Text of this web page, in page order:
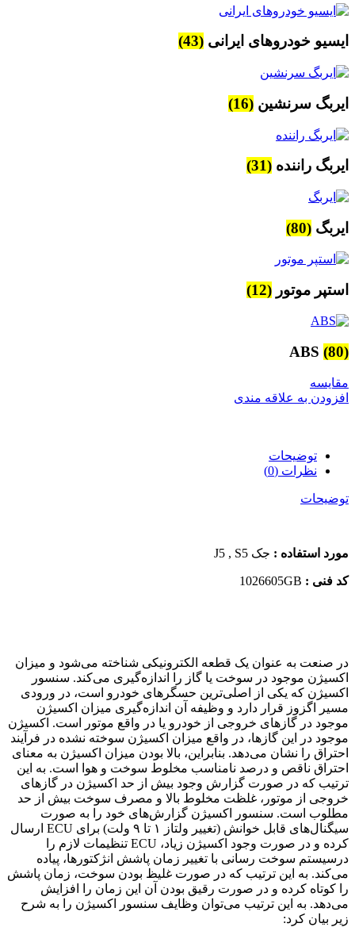
ایسیو خودروهای ایرانی (43)
ایربگ سرنشین (16)
ایربگ راننده (31)
ایربگ (80)
استپر موتور (12)
ABS (80)
مقایسه
افزودن به علاقه مندی
توضیحات
نظرات (0)
توضیحات
مورد استفاده : جک J5 , S5
کد فنی :
در صنعت به عنوان یک قطعه الکترونیکی شناخته می‌شود و میزان
اکسیژن موجود در سوخت یا گاز را اندازه‌گیری می‌کند. سنسور
اکسیژن که یکی از اصلی‌ترین حسگرهای خودرو است، در ورودی
مسیر اگزوز قرار دارد و وظیفه آن اندازه‌گیری میزان اکسیژن
موجود در گازهای خروجی از خودرو یا در واقع موتور است. اکسیژن
موجود در این گازها، در واقع میزان اکسیژن سوخته نشده در فرآیند
احتراق را نشان می‌دهد. بنابراین، بالا بودن میزان اکسیژن به معنای
احتراق ناقص و درصد نامناسب مخلوط سوخت و هوا است. به این
ترتیب که در صورت گزارش وجود بیش از حد اکسیژن در گازهای
خروجی از موتور، غلظت مخلوط بالا و مصرف سوخت بیش از حد
مطلوب است. سنسور اکسیژن گزارش‌های خود را به صورت
سیگنال‌های قابل خوانش (تغییر ولتاز ۱ تا ۹ ولت) برای ECU ارسال
کرده و در صورت وجود اکسیژن زیاد، ECU تنظیمات لازم را
درسیستم سوخت رسانی با تغییر زمان پاشش انژکتورها، پیاده
می‌کند. به این ترتیب که در صورت غلیظ بودن سوخت، زمان پاشش
را کوتاه کرده و در صورت رقیق بودن آن این زمان را افزایش
می‌دهد. به این ترتیب می‌توان وظایف سنسور اکسیژن را به شرح
زیر بیان کرد: